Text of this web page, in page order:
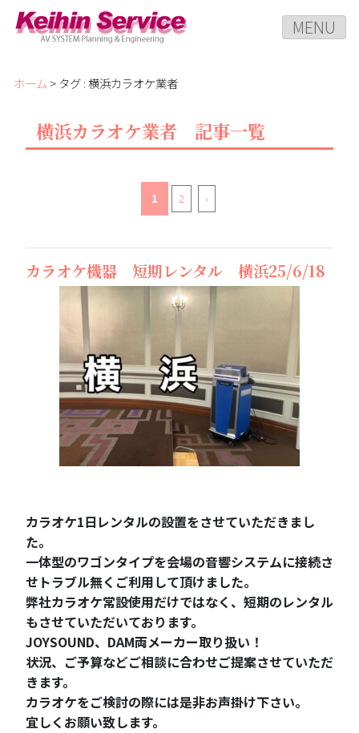
MENU
ホーム > タグ : 横浜カラオケ業者
横浜カラオケ業者 記事一覧
1 2 ›
カラオケ機器 短期レンタル 横浜25/6/18
カラオケ1日レンタルの設置をさせていただきまし
た。
一体型のワゴンタイプを会場の音響システムに接続さ
せトラブル無くご利用して頂けました。
弊社カラオケ常設使用だけではなく、短期のレンタル
もさせていただいております。
JOYSOUND、DAM両メーカー取り扱い！
状況、ご予算などご相談に合わせご提案させていただ
きます。
カラオケをご検討の際には是非お声掛け下さい。
宜しくお願い致します。